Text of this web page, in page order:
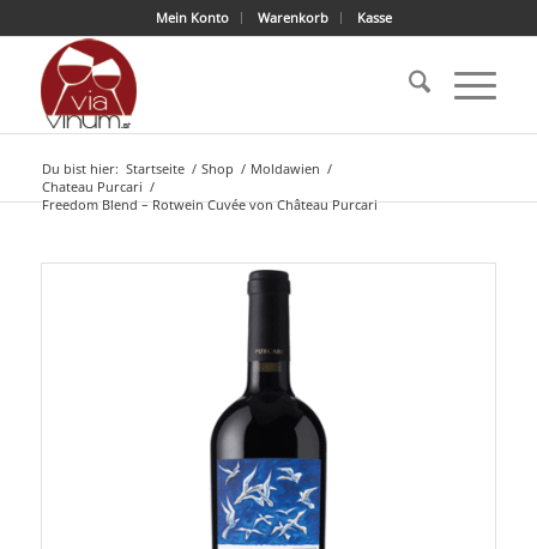
Mein Konto Warenkorb Kasse
Du bist hier: Startseite / Shop / Moldawien /
Chateau Purcari /
Freedom Blend – Rotwein Cuvée von Château Purcari